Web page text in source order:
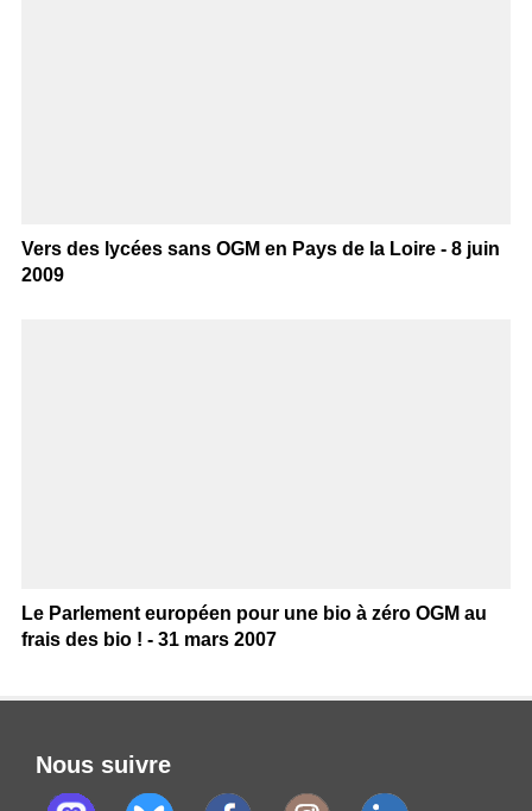
Vers des lycées sans OGM en Pays de la Loire - 8 juin
2009
Le Parlement européen pour une bio à zéro OGM au
frais des bio ! - 31 mars 2007
Nous suivre